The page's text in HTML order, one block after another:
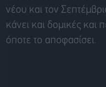
νέου και τον
κάνει και δομικές και
όποτε το αποφασίσει.